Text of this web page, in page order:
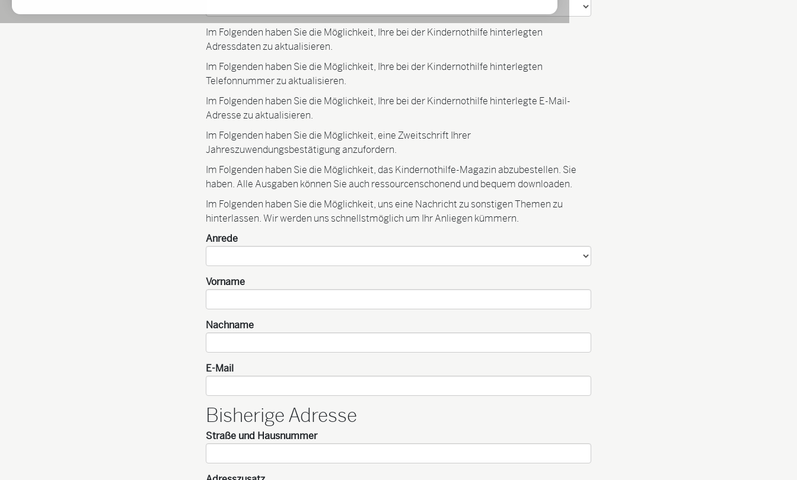
Im Folgenden haben Sie die Möglichkeit, Ihre bei der Kindernothilfe hinterlegten
Adressdaten zu aktualisieren.
Im Folgenden haben Sie die Möglichkeit, Ihre bei der Kindernothilfe hinterlegten
Telefonnummer zu aktualisieren.
Im Folgenden haben Sie die Möglichkeit, Ihre bei der Kindernothilfe hinterlegte E-Mail-
Adresse zu aktualisieren.
Im Folgenden haben Sie die Möglichkeit, eine Zweitschrift Ihrer
Jahreszuwendungsbestätigung anzufordern.
Im Folgenden haben Sie die Möglichkeit, das Kindernothilfe-Magazin abzubestellen. Sie
haben. Alle Ausgaben können Sie auch ressourcenschonend und bequem downloaden.
Im Folgenden haben Sie die Möglichkeit, uns eine Nachricht zu sonstigen Themen zu
hinterlassen. Wir werden uns schnellstmöglich um Ihr Anliegen kümmern.
Anrede
Vorname
Nachname
E-Mail
Bisherige Adresse
Straße und Hausnummer